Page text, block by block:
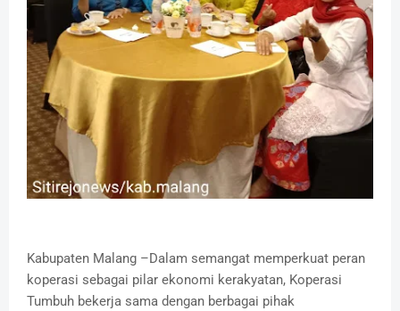
Kabupaten Malang –Dalam semangat memperkuat peran
koperasi sebagai pilar ekonomi kerakyatan, Koperasi
Tumbuh bekerja sama dengan berbagai pihak